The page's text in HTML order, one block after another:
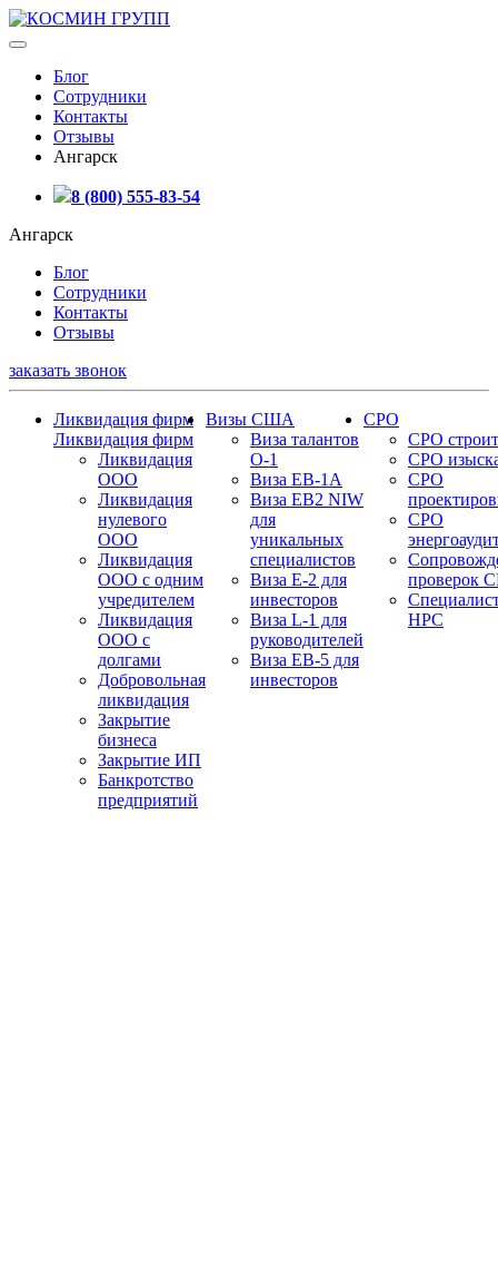
Блог
Сотрудники
Контакты
Отзывы
Ангарск
8 (800) 555-83-54
Ангарск
Блог
Сотрудники
Контакты
Отзывы
заказать звонок
Ликвидация фирм
Ликвидация фирм
Ликвидация
ООО
Ликвидация
нулевого
ООО
Ликвидация
ООО с одним
учредителем
Ликвидация
ООО с
долгами
Добровольная
ликвидация
Закрытие
бизнеса
Закрытие ИП
Банкротство
предприятий
Визы США
Виза талантов
О-1
Виза EB-1A
Виза EB2 NIW
для
уникальных
специалистов
Виза E-2 для
инвесторов
Виза L-1 для
руководителей
Виза EB-5 для
инвесторов
СРО
СРО
СРО
СРО
СРО
проверок
НРС